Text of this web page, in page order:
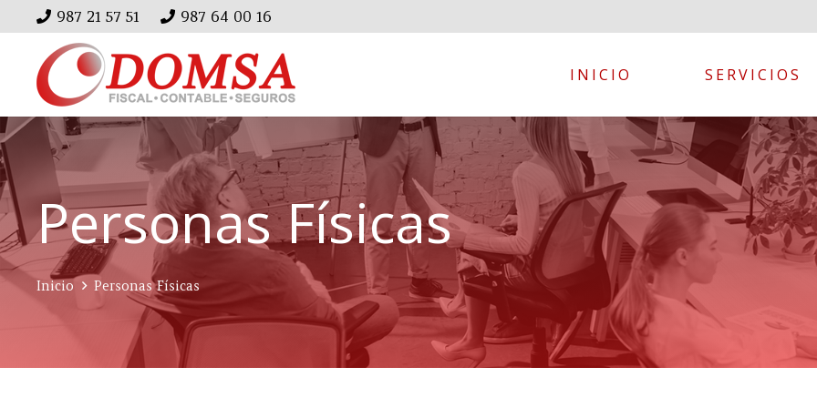
987 21 57 51 987 64 00 16
INICIO SERVICIOS
Personas Físicas
Inicio Personas Físicas